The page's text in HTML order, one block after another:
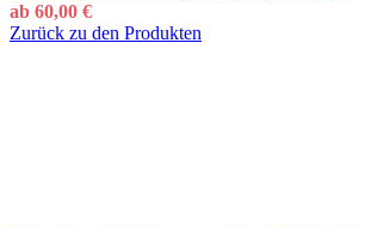
ab 60,00 €
Zurück zu den Produkten